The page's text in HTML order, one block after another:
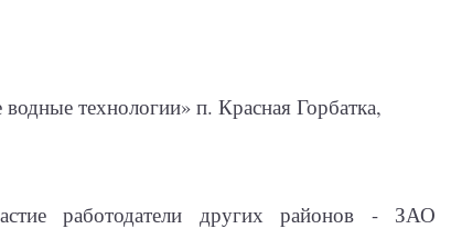
технологии» п. Красная Горбатка,
работодатели других районов -